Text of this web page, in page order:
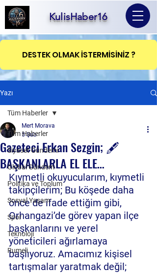
KulisHaber16
DESTEK OLMAK İSTERMİSİNİZ ?
Yazı
Tüm Haberler
Siyaset Gündemi
Global Gündem
Politika ve Toplum
Sosyal Yaşam
Spor
Teknoloji
Rumeli
Tüm Haberler
Gazeteci Erkan Sezgin; 🖋️
BAŞKANLARLA EL ELE…
Mert Morava
5 Şub
Kıymetli okuyucularım, kıymetli
takipçilerim; Bu köşede daha
önce de ifade ettiğim gibi,
Orhangazi’de görev yapan ilçe
başkanlarını ve yerel
yöneticileri ağırlamaya
başlıyoruz. Amacımız kişisel
tartışmalar yaratmak değil;